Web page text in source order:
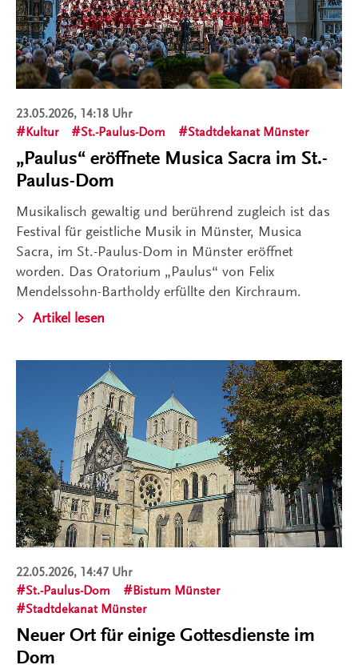
23.05.2026, 14:18 Uhr
Kultur
St.-Paulus-Dom Stadtdekanat Münster
„Paulus“ eröffnete Musica Sacra im St.-
Paulus-Dom
Musikalisch gewaltig und berührend zugleich ist das
Festival für geistliche Musik in Münster, Musica
Sacra, im St.-Paulus-Dom in Münster eröffnet
worden. Das Oratorium „Paulus“ von Felix
Mendelssohn-Bartholdy erfüllte den Kirchraum.
Artikel lesen
22.05.2026, 14:47 Uhr
St.-Paulus-Dom
Bistum Münster
Stadtdekanat Münster
Neuer Ort für einige Gottesdienste im
Dom